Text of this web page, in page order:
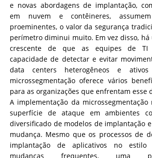
e novas abordagens de implantação,
em nuvem e contêineres,
proeminentes, o valor da segurança
perímetro diminui muito. Em vez disso, há
crescente de que as equipes de TI
capacidade de detectar e evitar
data centers heterogêneos e
microssegmentação oferece vários
para as organizações que enfrentam esse
A implementação da
superfície de ataque em ambientes
diversificado de modelos de implantação
mudança. Mesmo que os processos de
implantação de aplicativos no estilo
mudanças frequentes, uma